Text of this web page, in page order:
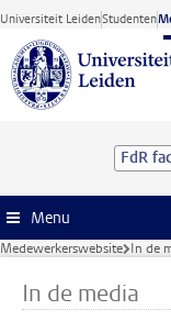
Ga direct naar de
Universiteit LeidenStudenten
Menu
Medewerkerswebsite In de
In de media